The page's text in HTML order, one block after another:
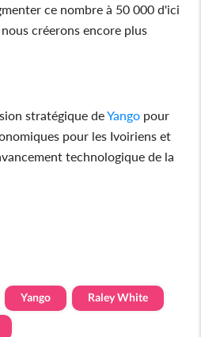
ce nombre à 50 000 d'ici
créerons encore plus
stratégique deYango pour
pour les Ivoiriens et
technologique de la
Yango Raley White